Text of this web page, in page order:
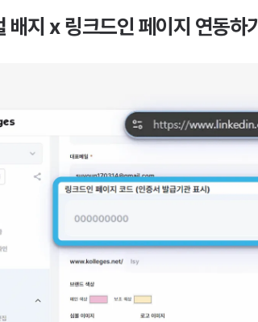
배지 x 링크드인 페이지 연동하기